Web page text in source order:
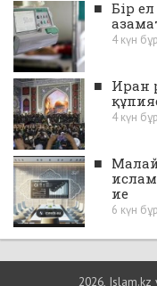
■ Бір
4 күн
■ Иран
4 күн
■
ие
6 күн
2026, Islam.kz